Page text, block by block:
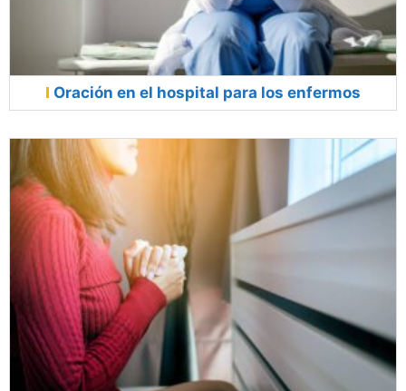
Oración en el hospital para los enfermos